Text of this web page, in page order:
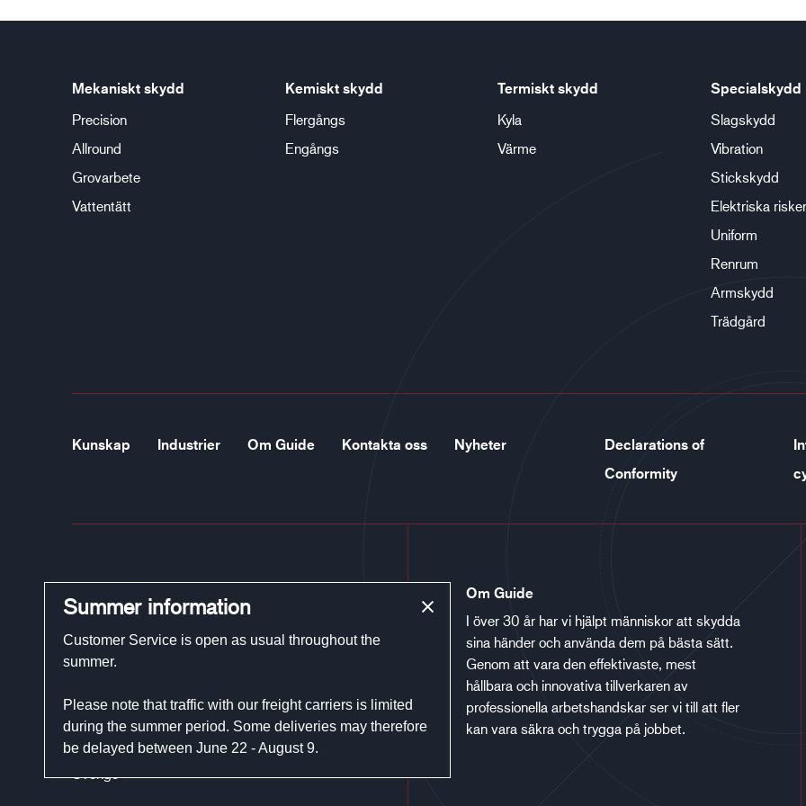
Mekaniskt skydd
Precision
Allround
Grovarbete
Vattentätt
Kemiskt skydd
Flergångs
Engångs
Termiskt skydd
Kyla
Värme
Specialskydd
Slagskydd
Vibration
Stickskydd
Elektriska risker
Uniform
Renrum
Armskydd
Trädgård
Kunskap Industrier Om Guide Kontakta oss Nyheter
Declarations of
Conformity
+46 (0)321-29 300
customerservice@guidegloves.com
Johanneslundsvägen 12
194 61 Upplands Väsby
Sverige
Om Guide
I över 30 år har vi hjälpt människor att skydda
sina händer och använda dem på bästa sätt.
Genom att vara den effektivaste, mest
hållbara och innovativa tillverkaren av
professionella arbetshandskar ser vi till att fler
kan vara säkra och trygga på jobbet.
Summer information
Customer Service is open as usual throughout the
summer.
Please note that traffic with our freight carriers is limited
during the summer period. Some deliveries may therefore
be delayed between June 22 - August 9.